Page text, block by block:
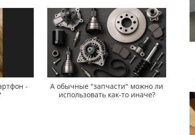
-
А обычные "запчасти" можно ли
использовать как-то иначе?